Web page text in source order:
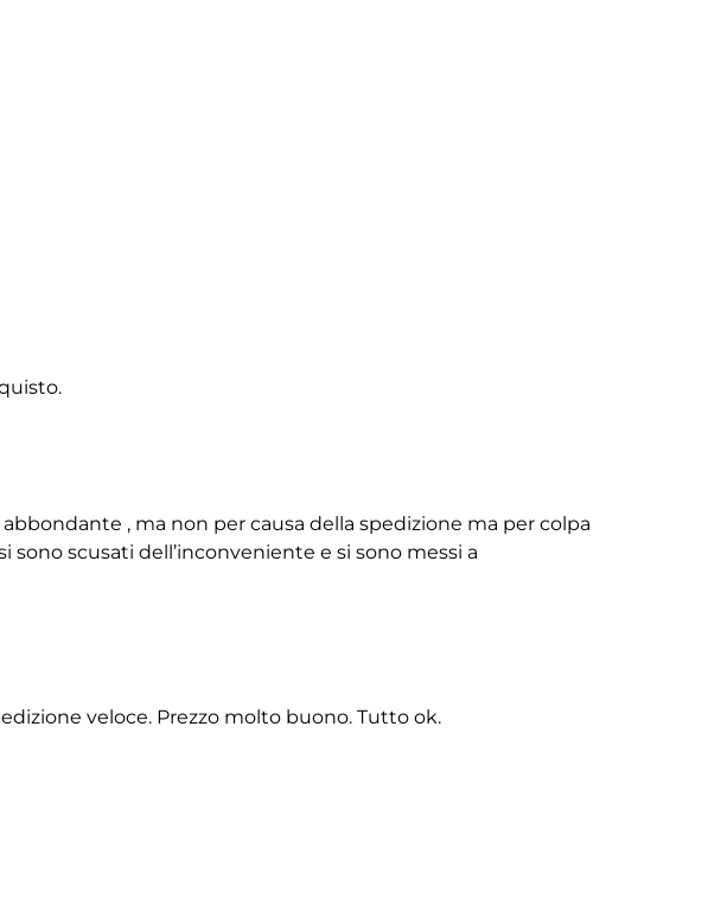
, ma non per causa della spedizione ma per colpa
scusati dell’inconveniente e si sono messi a
veloce. Prezzo molto buono. Tutto ok.